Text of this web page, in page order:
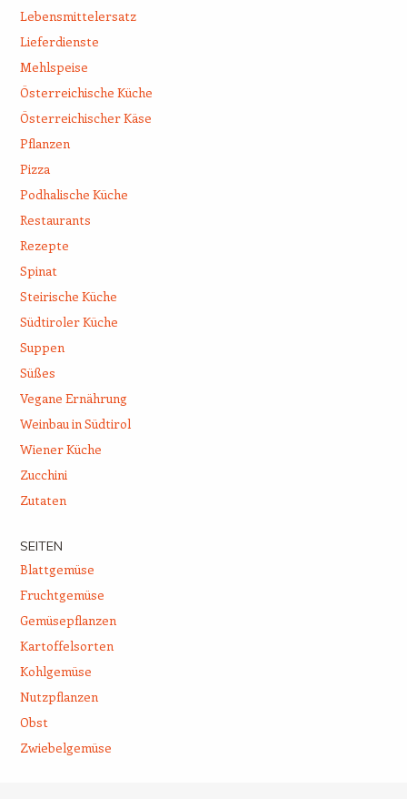
Lebensmittelersatz
Lieferdienste
Mehlspeise
Österreichische Küche
Österreichischer Käse
Pflanzen
Pizza
Podhalische Küche
Restaurants
Rezepte
Spinat
Steirische Küche
Südtiroler Küche
Suppen
Süßes
Vegane Ernährung
Weinbau in Südtirol
Wiener Küche
Zucchini
Zutaten
SEITEN
Blattgemüse
Fruchtgemüse
Gemüsepflanzen
Kartoffelsorten
Kohlgemüse
Nutzpflanzen
Obst
Zwiebelgemüse